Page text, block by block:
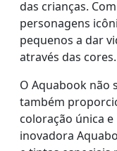
das crianças.
personagens
pequenos a dar
através das cores.
O Aquabook não
também
coloração única
inovadora